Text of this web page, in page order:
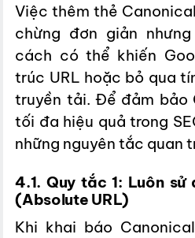
Việc thêm thẻ
chừng đơn giản
cách có thể khiến
trúc URL hoặc bỏ qua
truyền tải. Để đảm bảo
tối đa hiệu quả trong
những nguyên tắc quan
4.1. Quy tắc 1: Luôn
(Absolute URL)
Khi khai báo